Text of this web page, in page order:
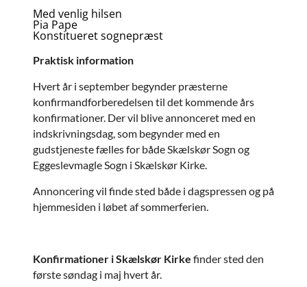
Med venlig hilsen
Pia Pape
Konstitueret sognepræst
Praktisk information
Hvert år i september begynder præsterne
konfirmandforberedelsen til det kommende års
konfirmationer. Der vil blive annonceret med en
indskrivningsdag, som begynder med en
gudstjeneste fælles for både Skælskør Sogn og
Eggeslevmagle Sogn i Skælskør Kirke.
Annoncering vil finde sted både i dagspressen og på
hjemmesiden i løbet af sommerferien.
Konfirmationer i Skælskør Kirke finder sted den
første søndag i maj hvert år.